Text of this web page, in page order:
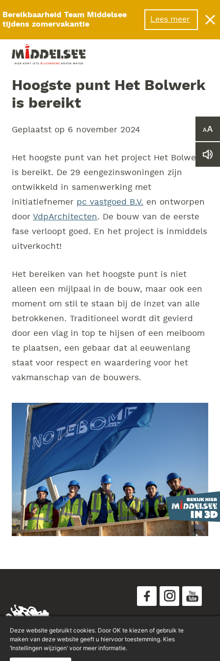
Bereikbaarheid Team Middelsee
tijdens zomervakantie
Lees meer
Menu
of
Hoogste punt Het Bolwerk
is bereikt
Geplaatst op 6 november 2024
Het hoogste punt van het project Het Bolwerk
is bereikt. De 29 eengezinswoningen zijn
ontwikkeld in samenwerking met
initiatiefnemer pc vastgoed B.V. en ontworpen
door VdpArchitecten. De bouw van de eerste
fase verloopt goed. En het project is inmiddels
uitverkocht!
Het bereiken van het hoogste punt is niet
alleen een mijlpaal in de bouw, maar ook een
moment om stil te staan bij de inzet van alle
betrokkenen. Traditioneel wordt dit gevierd
door een vlag in top te hijsen of een meiboom
te plaatsen, een gebaar dat al eeuwenlang
staat voor respect en waardering voor het
vakmanschap van de bouwers.
Privacyverklaring
Deze website gebruikt cookies. Door OK te kiezen of gebruik te
maken van deze website geeft u hiervoor toestemming. Kies
‘Instellingen wijzigen’ voor meer informatie.